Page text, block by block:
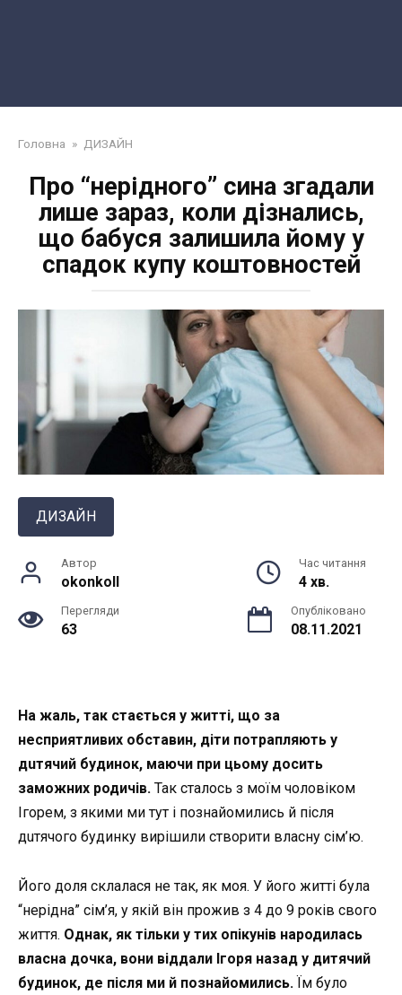
Головна » ДИЗАЙН
Про “нерідного” сина згадали
лише зараз, коли дізнались,
що бабуся залишила йому у
спадок купу коштовностей
ДИЗАЙН
Автор
okonkoll
Час читання
4 хв.
Перегляди
63
Опубліковано
08.11.2021
На жaль, так стається у житті, що за
нecприятливих обставин, діти потрапляють у
дuтячий будинок, маючи при цьому досить
заможних родичів. Так сталось з моїм чоловіком
Ігорем, з якими ми тут і познайомились й після
дuтячого будинку вирішили створити власну сім’ю.
Його доля склалася не так, як моя. У його житті була
“нерідна” сім’я, у якій він прожив з 4 до 9 років свого
життя. Однак, як тільки у тих опікунів народилась
власна дочка, вони віддали Ігоря назад у дитячий
будинок, де після ми й познайомились. Їм було